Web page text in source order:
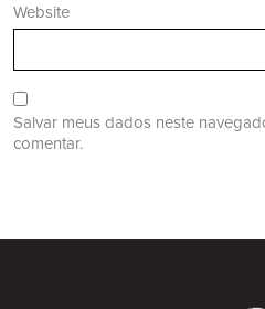
Website
Salvar meus dados neste
comentar.